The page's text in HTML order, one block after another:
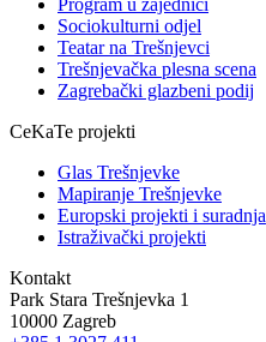
Program u zajednici
Sociokulturni odjel
Teatar na Trešnjevci
Trešnjevačka plesna scena
Zagrebački glazbeni podij
CeKaTe projekti
Glas Trešnjevke
Mapiranje Trešnjevke
Europski projekti i suradnja
Istraživački projekti
Kontakt
Park Stara Trešnjevka 1
10000 Zagreb